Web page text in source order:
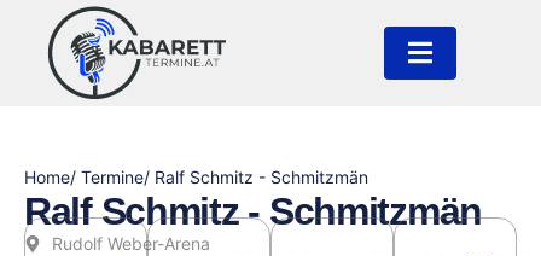
Home/ Termine/ Ralf Schmitz - Schmitzmän
Ralf Schmitz - Schmitzmän
Rudolf Weber-Arena